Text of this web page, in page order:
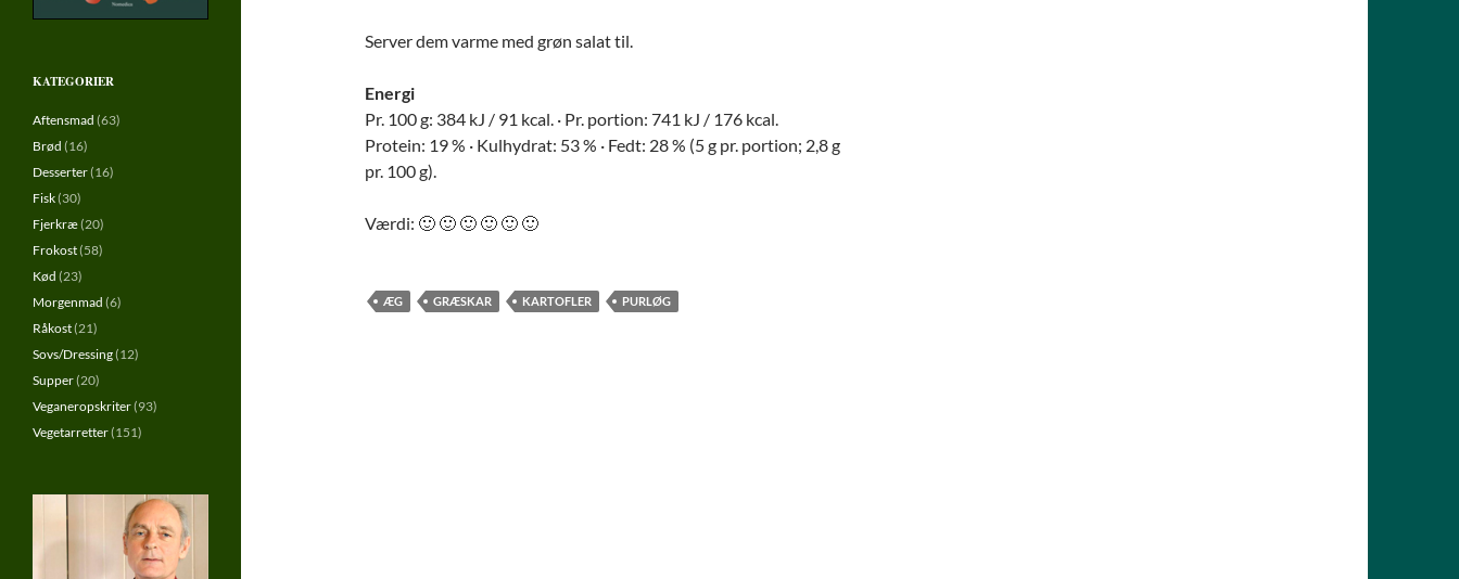
Server dem varme med grøn salat til.
Energi
Pr. 100 g: 384 kJ / 91 kcal. · Pr. portion: 741 kJ / 176 kcal.
Protein: 19 % · Kulhydrat: 53 % · Fedt: 28 % (5 g pr. portion; 2,8 g
pr. 100 g).
Værdi: 🙂 🙂 🙂 🙂 🙂 🙂
ÆG GRÆSKAR KARTOFLER PURLØG
KATEGORIER
Aftensmad (63)
Brød (16)
Desserter(16)
Fisk(30)
Fjerkræ(20)
Frokost(58)
Kød (23)
Morgenmad (6)
Råkost(21)
Sovs/Dressing(12)
Supper(20)
Veganeropskriter(93)
Vegetarretter(151)